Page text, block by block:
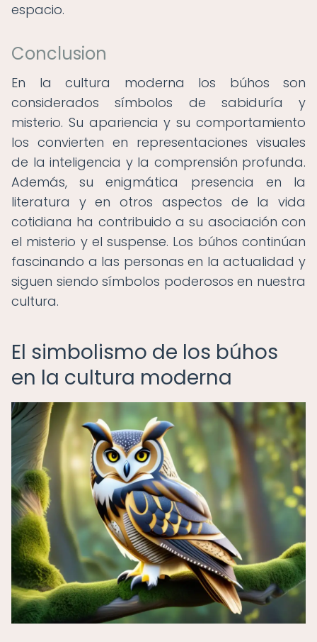
espacio.
Conclusion
En la cultura moderna los búhos son
considerados símbolos de sabiduría y
misterio. Su apariencia y su comportamiento
los convierten en representaciones visuales
de la inteligencia y la comprensión profunda.
Además, su enigmática presencia en la
literatura y en otros aspectos de la vida
cotidiana ha contribuido a su asociación con
el misterio y el suspense. Los búhos continúan
fascinando a las personas en la actualidad y
siguen siendo símbolos poderosos en nuestra
cultura.
El simbolismo de los búhos
en la cultura moderna